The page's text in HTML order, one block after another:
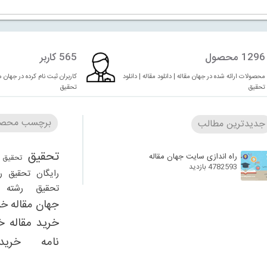
1296 محصول
محصولات ارائه شده در جهان مقاله | دانلود مقاله | دانلود
تحقیق
565 کاربر
کاربران ثبت نام کرده در جهان
تحقیق
جدیدترین مطالب
راه اندازی سایت جهان مقاله
4782593 بازدید
برچسب
تحقیق
رایگان تحقیق
تحقیق رشته
جهان مقاله
خرید مقاله
نامه